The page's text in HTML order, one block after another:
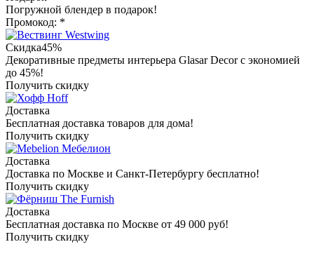
Погружной блендер в подарок!
Промокод: *
Westwing
Скидка45%
Декоративные предметы интерьера Glasar Decor с экономией
до 45%!
Получить скидку
Hoff
Доставка
Бесплатная доставка товаров для дома!
Получить скидку
Мебелион
Доставка
Доставка по Москве и Санкт-Петербургу бесплатно!
Получить скидку
The Furnish
Доставка
Бесплатная доставка по Москве от 49 000 руб!
Получить скидку